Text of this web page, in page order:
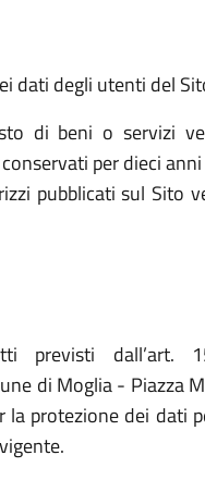
dati degli utenti del
di beni o servizi
per dieci
pubblicati sul Sito
previsti dall’art.
di Moglia - Piazza
protezione dei